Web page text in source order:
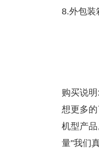
8.外包装
购买说明
想更多
机型产
量"我们